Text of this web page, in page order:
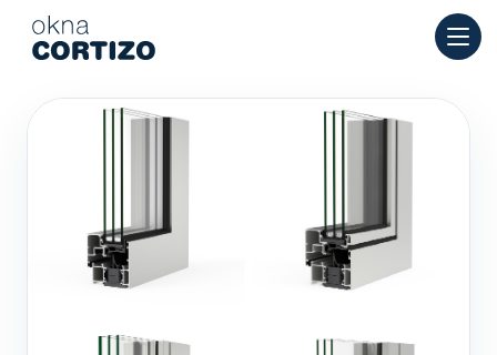
Okna Cortizo to wyspecjalizowana sieć oferująca okna
Produkty
Sieć salonów